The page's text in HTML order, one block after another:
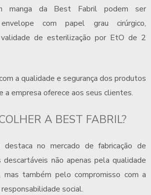
manga da Best Fabril podem ser
com papel grau cirúrgico,
validade de esterilização por EtO de 2
a qualidade e segurança dos produtos
a empresa oferece aos seus clientes.
A BEST FABRIL?
no mercado de fabricação de
descartáveis não apenas pela qualidade
também pelo compromisso com a
social.